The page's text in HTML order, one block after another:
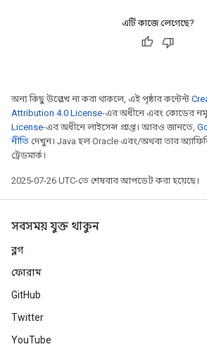
এটি কাজে লেগেছে?
অন্য কিছু উল্লেখ না করা থাকলে, এই পৃষ্ঠার কন্টেন্ট
Attribution 4.0 License-এর অধীনে এবং কোডের
License-এর অধীনে লাইসেন্স প্রাপ্ত। আরও জানতে,
নীতি দেখুন। Java হল Oracle এবং/অথবা তার
ট্রেডমার্ক।
2025-07-26 UTC-তে শেষবার আপডেট করা হয়েছে।
সবসময় যুক্ত থাকুন
ব্লগ
ফোরাম
GitHub
Twitter
YouTube